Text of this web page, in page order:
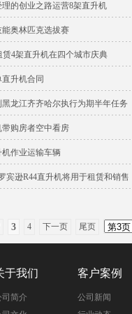
的创业之路运营8架直升机
奥林匹克选拔赛
4架直升机在四个城市庆典
升机合同
龙江齐齐哈尔执行为期半年任务
购房者空中看房
作业运输车辆
宾逊R44直升机将用于租赁和销售
3 4 下一页 尾页
于我们
司简介
客户案例
公司新闻